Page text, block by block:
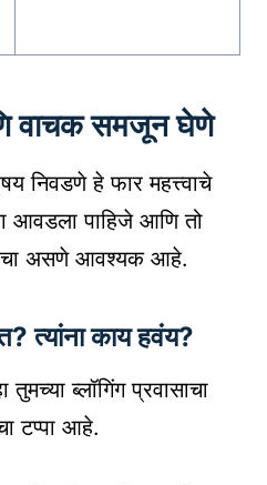
वाचक समजून घेणे
निवडणे हे फार महत्त्वाचे
आवडला पाहिजे आणि तो
असणे आवश्यक आहे.
त्यांना काय हवंय?
तुमच्या ब्लॉगिंग प्रवासाचा
टप्पा आहे.